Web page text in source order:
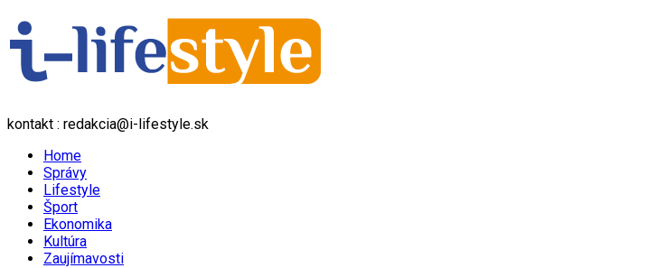
kontakt : redakcia@i-lifestyle.sk
Home
Správy
Lifestyle
Šport
Ekonomika
Kultúra
Zaujímavosti